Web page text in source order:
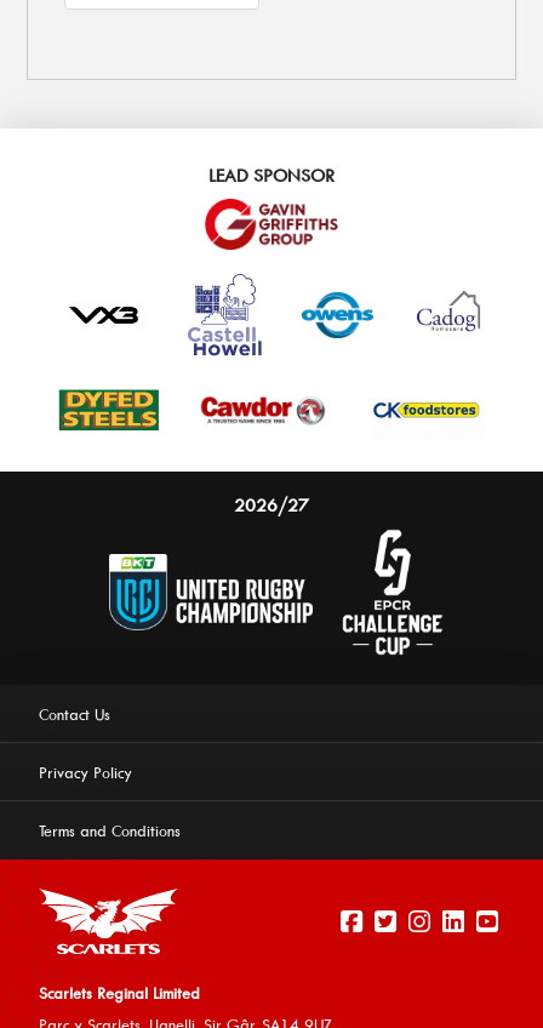
LEAD SPONSOR
2026/27
Contact Us
Privacy Policy
Terms and Conditions
Scarlets Reginal Limited